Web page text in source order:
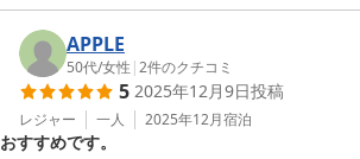
便利でした。代わりに部屋にティーバッグ等は
ファミマ直結で買い物もしやすかったです。
す。
ご宿泊当日は年末から年明けということもあ
く、またいつも以上に外が賑やかでご迷惑を
と、大変心苦しく存じます。
APPLE
50代/女性 |2件のクチコミ
5 2025年12月9日投稿
レジャー 一人 2025年12月宿泊
おすすめです。